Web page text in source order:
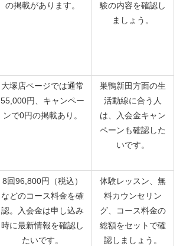
の掲載があります。
験の内容を確認し
ましょう。
大塚店ページでは通常
55,000円、キャンペー
ンで0円の掲載あり。
巣鴨新田方面の生
活動線に合う人
は、入会金キャン
ペーンも確認した
いです。
8回96,800円（税込）
などのコース料金を確
認。入会金は申し込み
時に最新情報を確認し
たいです。
体験レッスン、無
料カウンセリン
グ、コース料金の
総額をセットで確
認しましょう。